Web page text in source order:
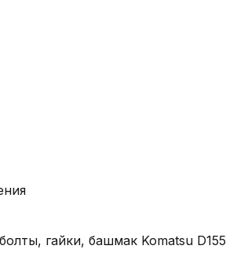
гайки, башмак Komatsu D155